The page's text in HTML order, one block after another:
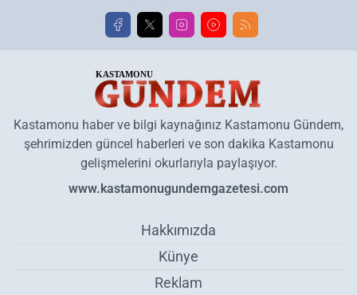
Kastamonu haber ve bilgi kaynağınız Kastamonu Gündem,
şehrimizden güncel haberleri ve son dakika Kastamonu
gelişmelerini okurlarıyla paylaşıyor.
www.kastamonugundemgazetesi.com
Hakkımızda
Künye
Reklam